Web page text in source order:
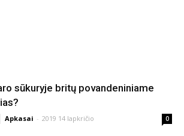
sūkuryje britų povandeniniame
Apkasai - 2019 14 lapkričio 0